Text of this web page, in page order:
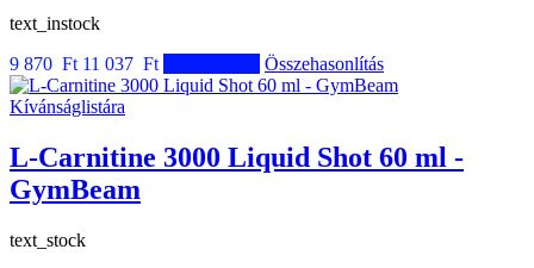
text_instock
9 870 Ft 11 037 Ft Összehasonlítás
Kívánságlistára
L-Carnitine 3000 Liquid Shot 60 ml -
GymBeam
text_stock